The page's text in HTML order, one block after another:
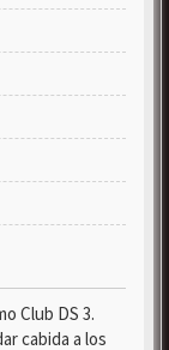
Club DS 3.
cabida a los